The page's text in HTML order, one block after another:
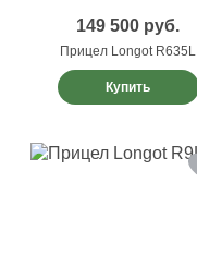
149 500 руб.
Прицел Longot R635L
Купить